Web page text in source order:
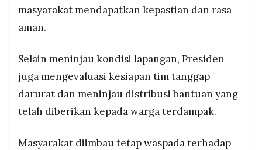
masyarakat mendapatkan kepastian dan rasa
aman.
Selain meninjau kondisi lapangan, Presiden
juga mengevaluasi kesiapan tim tanggap
darurat dan meninjau distribusi bantuan yang
telah diberikan kepada warga terdampak.
Masyarakat diimbau tetap waspada terhadap